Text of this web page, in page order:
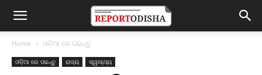
Home ଓଡ଼ିଆ ରେ ପଢନ୍ତୁ
ଓଡ଼ିଆ ରେ ପଢନ୍ତୁ ରାଜ୍ୟ ସ୍ୱାସ୍ଥ୍ୟ